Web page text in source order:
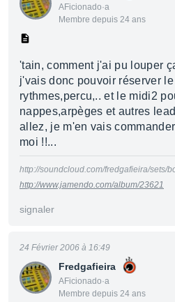
AFicionado·a
Membre depuis 24 ans
'tain, comment j'ai pu louper
j'vais donc pouvoir réserver
rythmes,percu,.. et le midi2
nappes,arpèges et autres
allez, je m'en vais
moi !!...
http://soundcloud.com/fredgafieira/sets/
http://www.jamendo.com/album/23621
signaler
Fredgafieira
AFicionado·a
Membre depuis 24 ans
24 Février 2006 à 16:49